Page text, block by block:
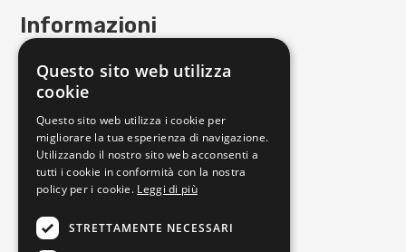
Informazioni
Punto Vendita
Cookie policy
Termini e condizioni
Richiedi reso
Orari di apertura
Questo sito web utilizza
cookie
Questo sito web utilizza i cookie per
migliorare la tua esperienza di navigazione.
Utilizzando il nostro sito web acconsenti a
tutti i cookie in conformità con la nostra
policy per i cookie. Leggi di più
STRETTAMENTE NECESSARI